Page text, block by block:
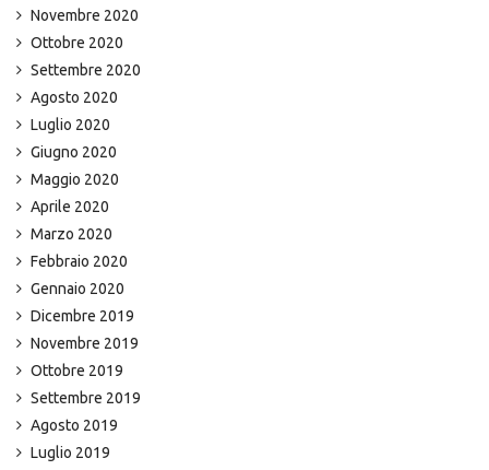
Novembre 2020
Ottobre 2020
Settembre 2020
Agosto 2020
Luglio 2020
Giugno 2020
Maggio 2020
Aprile 2020
Marzo 2020
Febbraio 2020
Gennaio 2020
Dicembre 2019
Novembre 2019
Ottobre 2019
Settembre 2019
Agosto 2019
Luglio 2019